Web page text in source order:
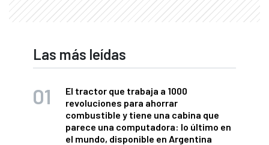
Las más leídas
El tractor que trabaja a 1000
revoluciones para ahorrar
combustible y tiene una cabina que
parece una computadora: lo último en
el mundo, disponible en Argentina